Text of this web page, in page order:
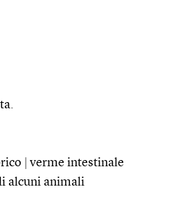
verme intestinale
alcuni animali